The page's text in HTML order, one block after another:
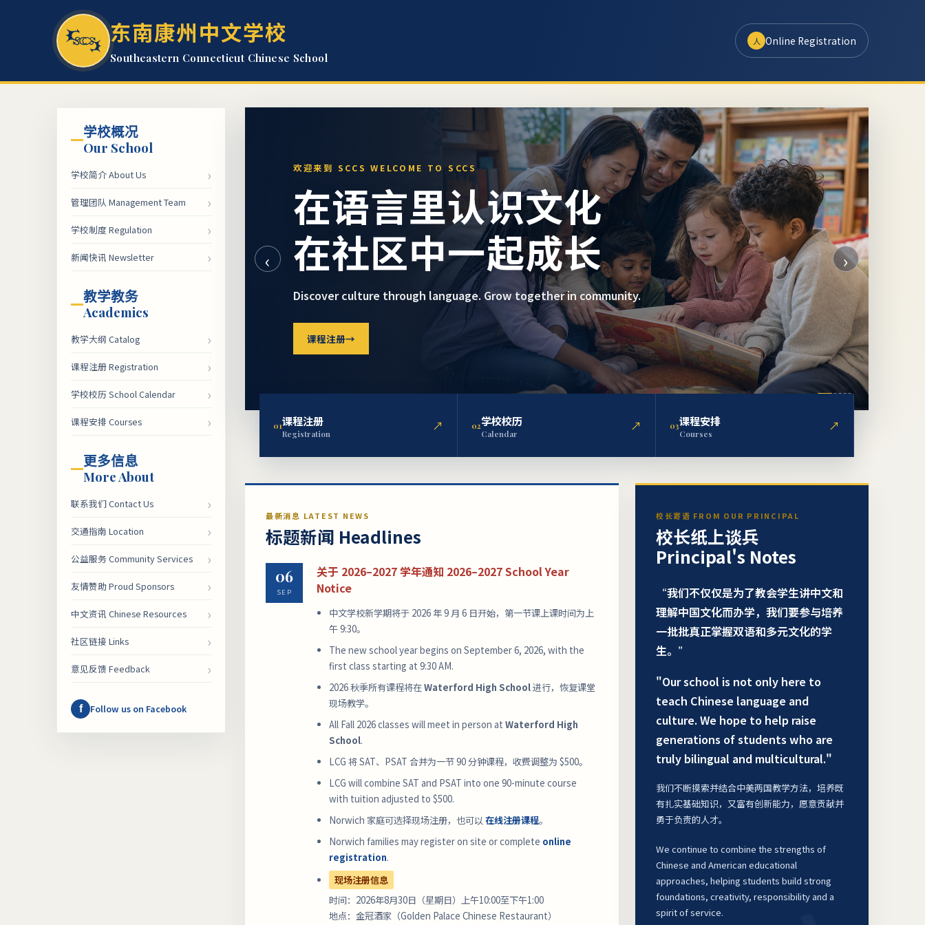
东南康州中文学校
Southeastern Connecticut Chinese School
人 Online Registration
学校概况
Our School
学校简介 About Us ›
管理团队 Management Team ›
学校制度 Regulation ›
新闻快讯 Newsletter ›
教学教务
Academics
教学大纲 Catalog ›
课程注册 Registration ›
学校校历 School Calendar ›
课程安排 Courses ›
更多信息
More About
联系我们 Contact Us ›
交通指南 Location ›
公益服务 Community Services ›
友情赞助 Proud Sponsors ›
中文资讯 Chinese Resources ›
社区链接 Links ›
意见反馈 Feedback ›
f Follow us on Facebook
欢迎来到 SCCS WELCOME TO SCCS
在语言里认识文化
在社区中一起成长
Discover culture through language. Grow together in community.
课程注册→
‹ ›
01课程注册
Registration ↗ 02学校校历
Calendar ↗ 03课程安排
Courses ↗
最新消息 LATEST NEWS
标题新闻 Headlines
06
SEP
关于 2026–2027 学年通知 2026–2027 School Year
Notice
中文学校新学期将于 2026 年 9 月 6 日开始，第一节课上课时间为上
午 9:30。
The new school year begins on September 6, 2026, with the
first class starting at 9:30 AM.
2026 秋季所有课程将在Waterford High School进行，恢复课堂
现场教学。
All Fall 2026 classes will meet in person at Waterford High
School.
LCG 将 SAT、PSAT 合并为一节 90 分钟课程，收费调整为 $500。
LCG will combine SAT and PSAT into one 90-minute course
with tuition adjusted to $500.
Norwich 家庭可选择现场注册，也可以 在线注册课程。
Norwich families may register on site or complete online
registration.
现场注册信息
时间：2026年8月30日（星期日）上午10:00至下午1:00
地点：金冠酒家（Golden Palace Chinese Restaurant）
校长寄语 FROM OUR PRINCIPAL
校长纸上谈兵
Principal's Notes
“我们不仅仅是为了教会学生讲中文和
理解中国文化而办学，我们要参与培养
一批批真正掌握双语和多元文化的学
生。”
"Our school is not only here to
teach Chinese language and
culture. We hope to help raise
generations of students who are
truly bilingual and multicultural."
我们不断摸索并结合中美两国教学方法，培养既
有扎实基础知识，又富有创新能力，愿意贡献并
勇于负责的人才。
We continue to combine the strengths of
Chinese and American educational
approaches, helping students build strong
foundations, creativity, responsibility and a
spirit of service.